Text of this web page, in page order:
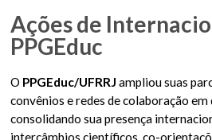
Ações de
PPGEduc
O PPGEduc/UFRRJ ampliou suas
convênios e redes de colaboração
consolidando sua presença
intercâmbios científicos, co-